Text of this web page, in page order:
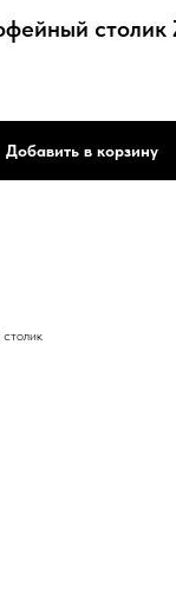
столик
Добавить в корзину